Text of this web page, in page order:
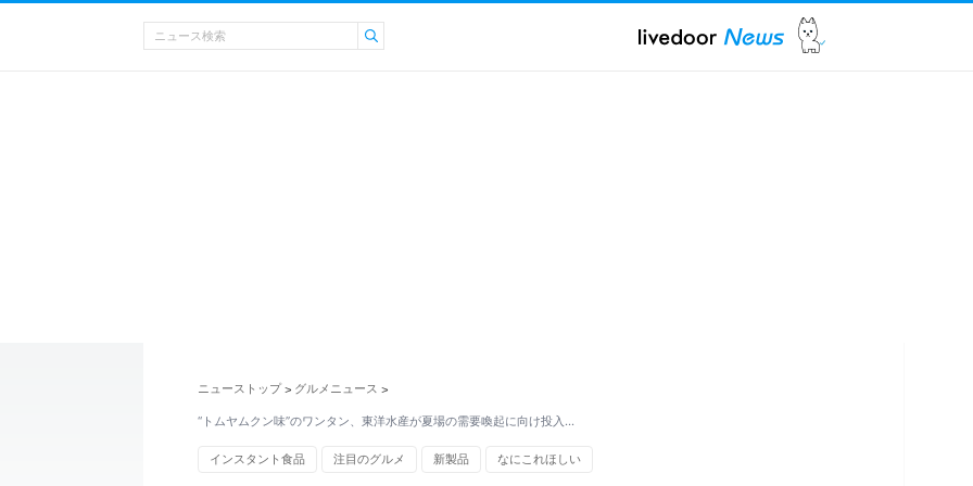
ニューストップ > グルメニュース >
“トムヤムクン味”のワンタン、東洋水産が夏場の需要喚起に向け投入…
インスタント食品 注目のグルメ 新製品 なにこれほしい